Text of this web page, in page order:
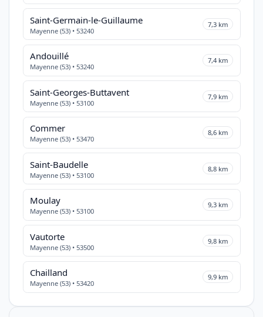
Saint-Germain-le-Guillaume
Mayenne (53) • 53240
7,3 km
Andouillé
Mayenne (53) • 53240
7,4 km
Saint-Georges-Buttavent
Mayenne (53) • 53100
7,9 km
Commer
Mayenne (53) • 53470
8,6 km
Saint-Baudelle
Mayenne (53) • 53100
8,8 km
Moulay
Mayenne (53) • 53100
9,3 km
Vautorte
Mayenne (53) • 53500
9,8 km
Chailland
Mayenne (53) • 53420
9,9 km